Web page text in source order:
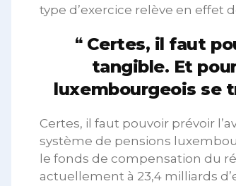
type d’exercice relève en effet
Certes, il faut
tangible. Et
luxembourgeois se
Certes, il faut pouvoir prévoir
système de pensions
le fonds de compensation du
actuellement à 23,4 milliards